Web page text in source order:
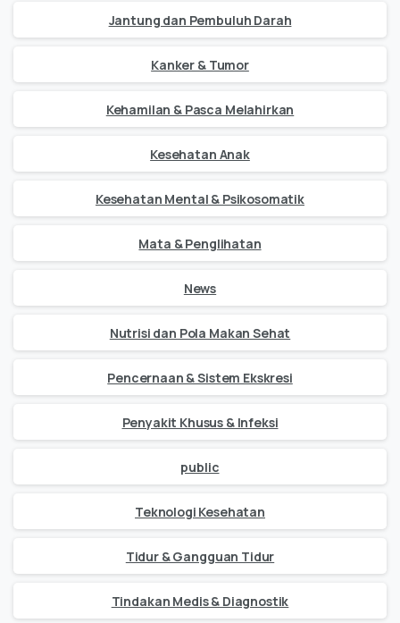
Jantung dan Pembuluh Darah
Kanker & Tumor
Kehamilan & Pasca Melahirkan
Kesehatan Anak
Kesehatan Mental & Psikosomatik
Mata & Penglihatan
News
Nutrisi dan Pola Makan Sehat
Pencernaan & Sistem Ekskresi
Penyakit Khusus & Infeksi
public
Teknologi Kesehatan
Tidur & Gangguan Tidur
Tindakan Medis & Diagnostik